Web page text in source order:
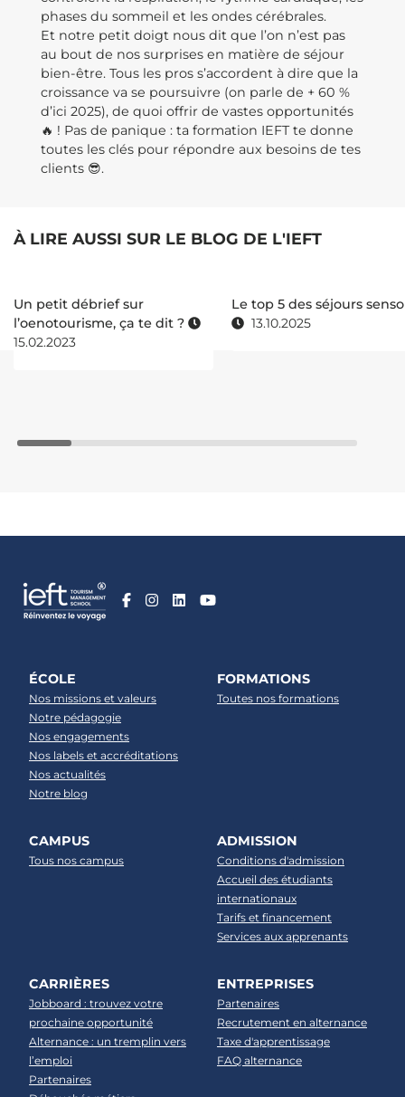
phases du sommeil et les ondes cérébrales.
Et notre petit doigt nous dit que l’on n’est pas
au bout de nos surprises en matière de séjour
bien-être. Tous les pros s’accordent à dire que la
croissance va se poursuivre (on parle de + 60 %
d’ici 2025), de quoi offrir de vastes opportunités
🔥 ! Pas de panique : ta formation IEFT te donne
toutes les clés pour répondre aux besoins de tes
clients 😎.
À LIRE AUSSI SUR LE BLOG DE L'IEFT
Un petit débrief sur
l’oenotourisme, ça te dit ?
15.02.2023
Le top 5 des séjours
13.10.2025
ÉCOLE
Nos missions et valeurs
Notre pédagogie
Nos engagements
Nos labels et accréditations
Nos actualités
Notre blog
FORMATIONS
Toutes nos formations
CAMPUS
Tous nos campus
ADMISSION
Conditions d'admission
Accueil des étudiants
internationaux
Tarifs et financement
Services aux apprenants
CARRIÈRES
Jobboard : trouvez votre
prochaine opportunité
Alternance : un tremplin vers
l’emploi
Partenaires
ENTREPRISES
Partenaires
Recrutement en alternance
Taxe d'apprentissage
FAQ alternance